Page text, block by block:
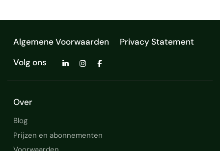
Algemene Voorwaarden
Privacy Statement
Volg ons
Over
Blog
Prijzen en abonnementen